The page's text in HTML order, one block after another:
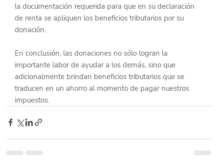
la documentación requerida para que en su declaración
de renta se apliquen los beneficios tributarios por su
donación.
En conclusión, las donaciones no sólo logran la
importante labor de ayudar a los demás, sino que
adicionalmente brindan beneficios tributarios que se
traducen en un ahorro al momento de pagar nuestros
impuestos.